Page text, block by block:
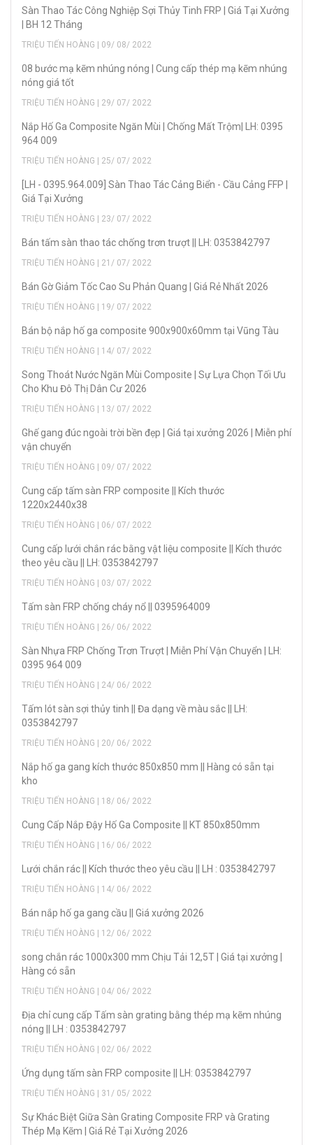
Sàn Thao Tác Công Nghiệp Sợi Thủy Tinh FRP | Giá Tại Xưởng
| BH 12 Tháng
TRIỆU TIẾN HOÀNG | 09/ 08/ 2022
08 bước mạ kẽm nhúng nóng | Cung cấp thép mạ kẽm nhúng
nóng giá tốt
TRIỆU TIẾN HOÀNG | 29/ 07/ 2022
Nắp Hố Ga Composite Ngăn Mùi | Chống Mất Trộm| LH: 0395
964 009
TRIỆU TIẾN HOÀNG | 25/ 07/ 2022
[LH - 0395.964.009] Sàn Thao Tác Cảng Biển - Cầu Cảng FFP |
Giá Tại Xưởng
TRIỆU TIẾN HOÀNG | 23/ 07/ 2022
Bán tấm sàn thao tác chống trơn trượt || LH: 0353842797
TRIỆU TIẾN HOÀNG | 21/ 07/ 2022
Bán Gờ Giảm Tốc Cao Su Phản Quang | Giá Rẻ Nhất 2026
TRIỆU TIẾN HOÀNG | 19/ 07/ 2022
Bán bộ nắp hố ga composite 900x900x60mm tại Vũng Tàu
TRIỆU TIẾN HOÀNG | 14/ 07/ 2022
Song Thoát Nước Ngăn Mùi Composite | Sự Lựa Chọn Tối Ưu
Cho Khu Đô Thị Dân Cư 2026
TRIỆU TIẾN HOÀNG | 13/ 07/ 2022
Ghế gang đúc ngoài trời bền đẹp | Giá tại xưởng 2026 | Miễn phí
vận chuyển
TRIỆU TIẾN HOÀNG | 09/ 07/ 2022
Cung cấp tấm sàn FRP composite || Kích thước
1220x2440x38
TRIỆU TIẾN HOÀNG | 06/ 07/ 2022
Cung cấp lưới chắn rác bằng vật liệu composite || Kích thước
theo yêu cầu || LH: 0353842797
TRIỆU TIẾN HOÀNG | 03/ 07/ 2022
Tấm sàn FRP chống cháy nổ || 0395964009
TRIỆU TIẾN HOÀNG | 26/ 06/ 2022
Sàn Nhựa FRP Chống Trơn Trượt | Miễn Phí Vận Chuyển | LH:
0395 964 009
TRIỆU TIẾN HOÀNG | 24/ 06/ 2022
Tấm lót sàn sợi thủy tinh || Đa dạng về màu sắc || LH:
0353842797
TRIỆU TIẾN HOÀNG | 20/ 06/ 2022
Nắp hố ga gang kích thước 850x850 mm || Hàng có sẵn tại
kho
TRIỆU TIẾN HOÀNG | 18/ 06/ 2022
Cung Cấp Nắp Đậy Hố Ga Composite || KT 850x850mm
TRIỆU TIẾN HOÀNG | 16/ 06/ 2022
Lưới chắn rác || Kích thước theo yêu cầu || LH : 0353842797
TRIỆU TIẾN HOÀNG | 14/ 06/ 2022
Bán nắp hố ga gang cầu || Giá xưởng 2026
TRIỆU TIẾN HOÀNG | 12/ 06/ 2022
song chắn rác 1000x300 mm Chịu Tải 12,5T | Giá tại xưởng |
Hàng có sẵn
TRIỆU TIẾN HOÀNG | 04/ 06/ 2022
Địa chỉ cung cấp Tấm sàn grating bằng thép mạ kẽm nhúng
nóng || LH : 0353842797
TRIỆU TIẾN HOÀNG | 02/ 06/ 2022
Ứng dụng tấm sàn FRP composite || LH: 0353842797
TRIỆU TIẾN HOÀNG | 31/ 05/ 2022
Sự Khác Biệt Giữa Sàn Grating Composite FRP và Grating
Thép Mạ Kẽm | Giá Rẻ Tại Xưởng 2026